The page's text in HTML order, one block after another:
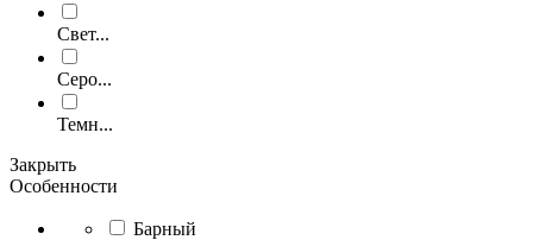
Свет...
Серо...
Темн...
Закрыть
Особенности
Барный